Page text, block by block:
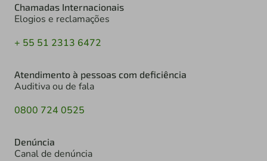
Chamadas Internacionais
Elogios e reclamações
+ 55 51 2313 6472
Atendimento à pessoas com deficiência
Auditiva ou de fala
0800 724 0525
Denúncia
Canal de denúncia